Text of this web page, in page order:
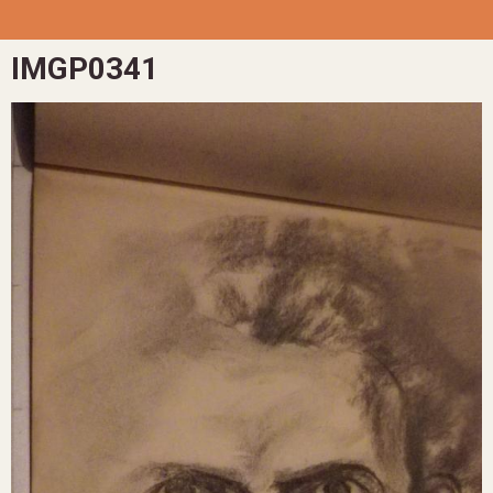
IMGP0341